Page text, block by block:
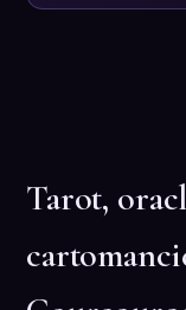
Tarot,